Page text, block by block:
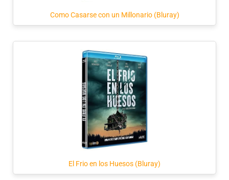
Como Casarse con un Millonario (Bluray)
El Frio en los Huesos (Bluray)